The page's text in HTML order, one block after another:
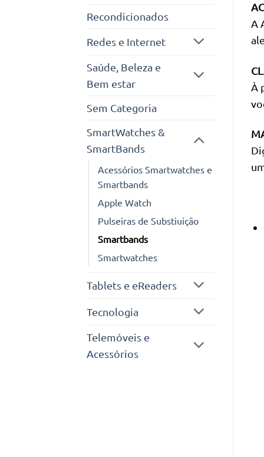
Recondicionados
Redes e Internet
Saúde, Beleza e
Bem estar
Sem Categoria
SmartWatches &
SmartBands
Acessórios Smartwatches e
Smartbands
Apple Watch
Pulseiras de Substiuição
Smartbands
Smartwatches
Tablets e eReaders
Tecnologia
Telemóveis e
Acessórios
A
À